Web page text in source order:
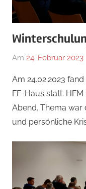
Am 24. Februar 2023
Am 24.02.2023
FF-Haus statt.
Abend. Thema war
und persönliche